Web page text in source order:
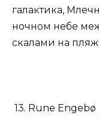
галактика,
ночном небе
скалами на
13. Rune